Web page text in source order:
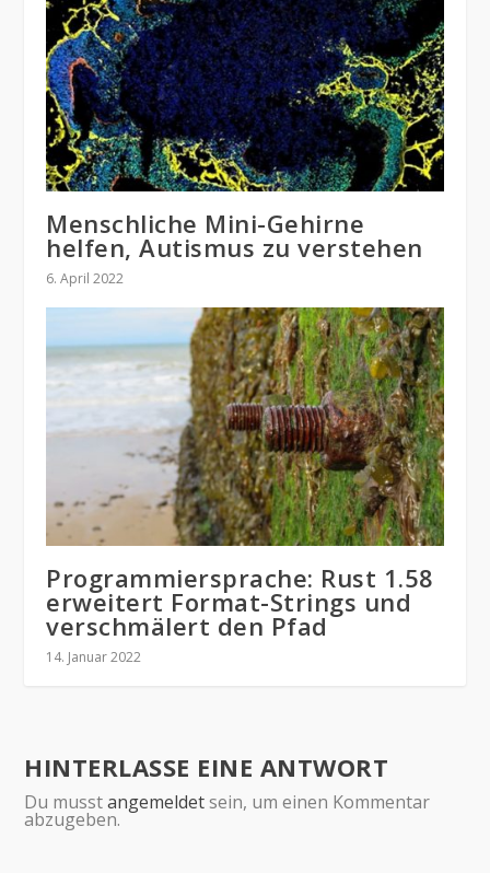
Menschliche Mini-Gehirne
helfen, Autismus zu verstehen
6. April 2022
Programmiersprache: Rust 1.58
erweitert Format-Strings und
verschmälert den Pfad
14. Januar 2022
HINTERLASSE EINE ANTWORT
Du musstangemeldetsein, um einen Kommentar
abzugeben.